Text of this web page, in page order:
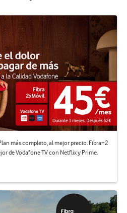
más completo, al mejor precio. Fibra+2
de Vodafone TV con Netflix y Prime.